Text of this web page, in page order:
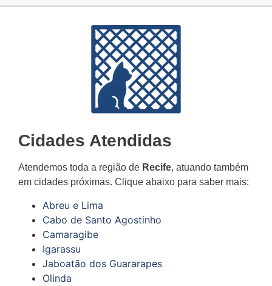
Cidades Atendidas
Atendemos toda a região de Recife, atuando também
em cidades próximas. Clique abaixo para saber mais:
Abreu e Lima
Cabo de Santo Agostinho
Camaragibe
Igarassu
Jaboatão dos Guararapes
Olinda